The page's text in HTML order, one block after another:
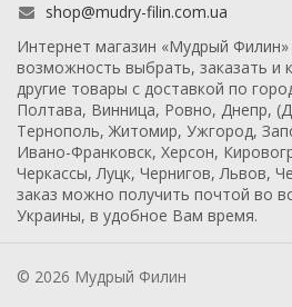
shop@mudry-filin.com.ua
Интернет магазин «Мудрый
возможность выбрать, заказать и
другие товары с доставкой по
Полтава, Винница, Ровно, Днепр,
Тернополь, Житомир, Ужгород,
Ивано-Франковск, Херсон,
Черкассы, Луцк, Чернигов, Львов,
заказ можно получить почтой во
Украины, в удобное Вам время.
© 2026 Мудрый Филин